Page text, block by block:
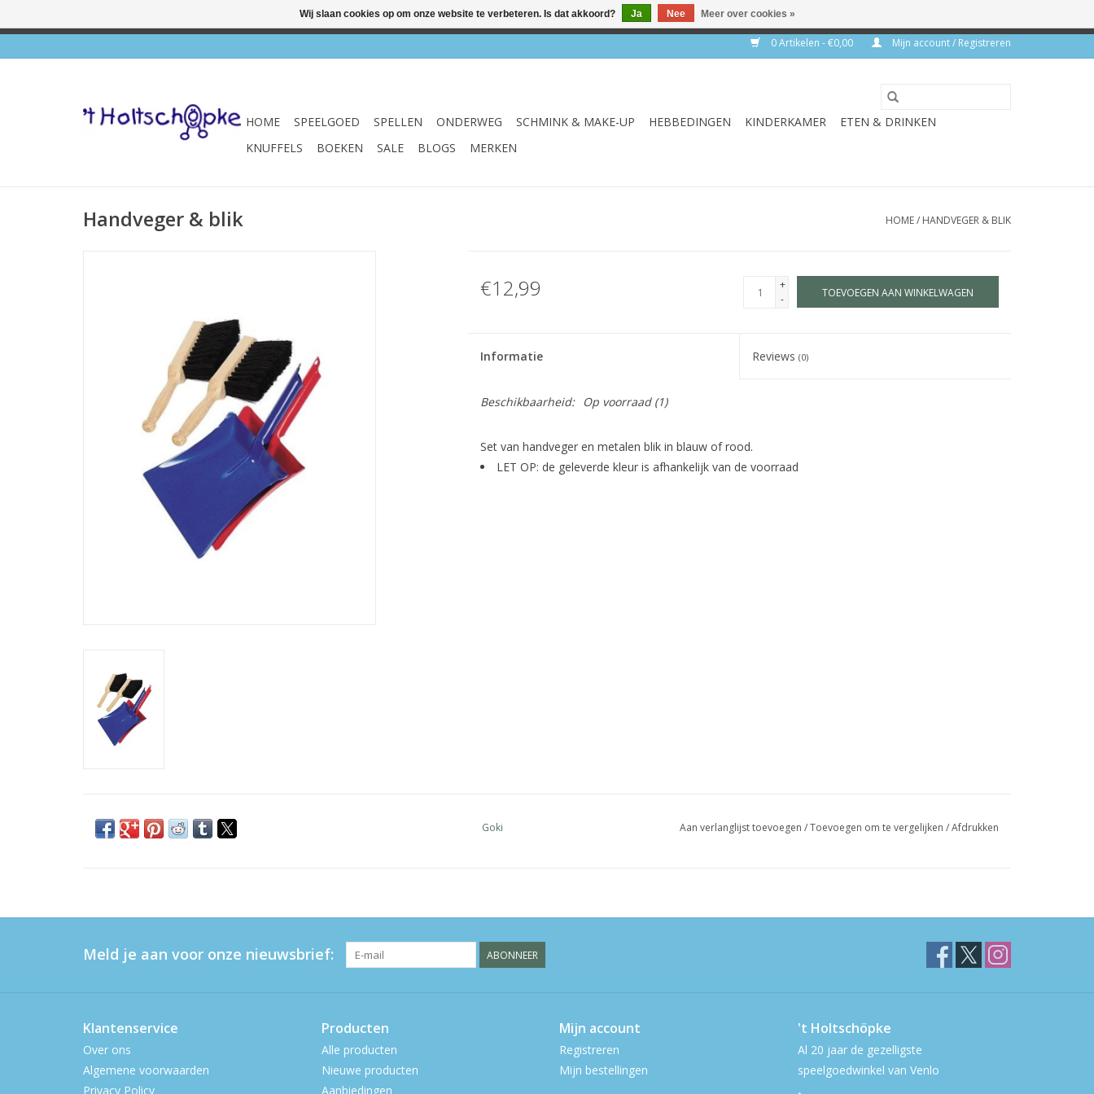
0 Artikelen - €0,00 Mijn account / Registreren
HOME SPEELGOED SPELLEN ONDERWEG SCHMINK & MAKE-UP HEBBEDINGEN KINDERKAMER
ETEN & DRINKEN
KNUFFELS
BOEKEN SALE BLOGS MERKEN
Handveger & blik HOME/ HANDVEGER & BLIK
€12,99
+
-
TOEVOEGEN AAN WINKELWAGEN
Informatie Reviews(0)
Beschikbaarheid: Op voorraad(1)
Set van handveger en metalen blik in blauw of rood.
LET OP: de geleverde kleur is afhankelijk van de voorraad
Goki Aan verlanglijst toevoegen /Toevoegen om te vergelijken /Afdrukken
Meld je aan voor onze nieuwsbrief: ABONNEER
Klantenservice
Over ons
Algemene voorwaarden
Privacy Policy
Producten
Alle producten
Nieuwe producten
Aanbiedingen
Mijn account
Registreren
Mijn bestellingen
't Holtschöpke
Al 20 jaar de gezelligste
speelgoedwinkel van Venlo
Wij slaan cookies op om onze website te verbeteren. Is dat akkoord? Ja Nee Meer over cookies »
✔ Winkel & webshop ✔ Gratis verzenden vanaf €75 ✔ Levertijd 1-3 werkdagen